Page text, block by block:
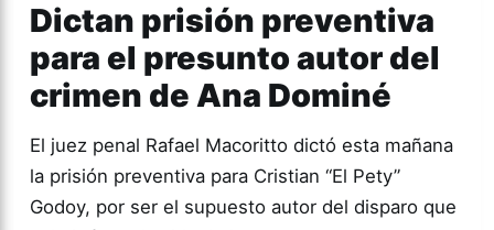
Dictan prisión preventiva
para el presunto autor del
crimen de Ana Dominé
El juez penal Rafael Macoritto dictó esta mañana
la prisión preventiva para Cristian “El Pety”
Godoy, por ser el supuesto autor del disparo que